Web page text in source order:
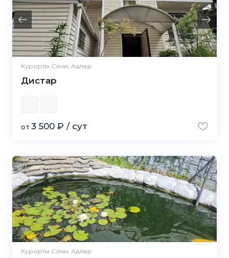
Курорты Сочи, Адлер
Дистар
от 3 500 ₽ / сут
Курорты Сочи, Адлер